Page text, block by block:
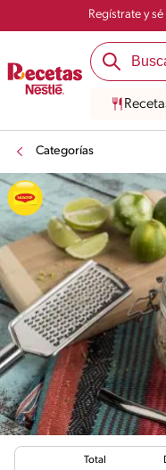
Regístrate y
Categorías
Total